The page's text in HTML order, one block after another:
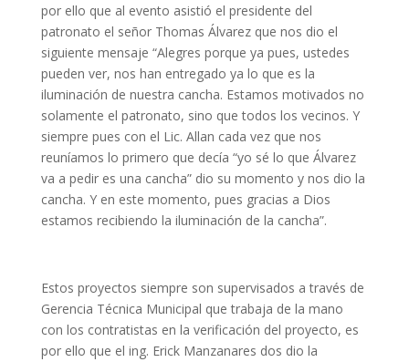
por ello que al evento asistió el presidente del
patronato el señor Thomas Álvarez que nos dio el
siguiente mensaje “Alegres porque ya pues, ustedes
pueden ver, nos han entregado ya lo que es la
iluminación de nuestra cancha. Estamos motivados no
solamente el patronato, sino que todos los vecinos. Y
siempre pues con el Lic. Allan cada vez que nos
reuníamos lo primero que decía “yo sé lo que Álvarez
va a pedir es una cancha” dio su momento y nos dio la
cancha. Y en este momento, pues gracias a Dios
estamos recibiendo la iluminación de la cancha”.
Estos proyectos siempre son supervisados a través de
Gerencia Técnica Municipal que trabaja de la mano
con los contratistas en la verificación del proyecto, es
por ello que el ing. Erick Manzanares dos dio la